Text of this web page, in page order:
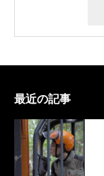
最近の記事